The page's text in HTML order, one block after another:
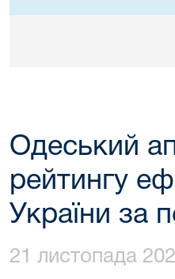
Одеський
рейтингу
України за
21 листопада